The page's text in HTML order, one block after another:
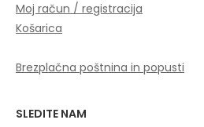
Moj račun / registracija
Košarica
Brezplačna poštnina in popusti
SLEDITE NAM